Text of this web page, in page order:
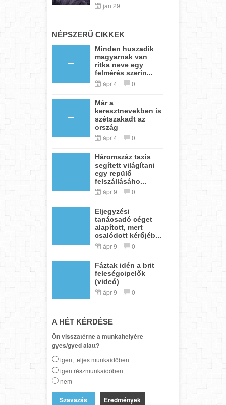
jan 29
NÉPSZERŰ CIKKEK
Minden huszadik
magyarnak van
ritka neve egy
felmérés szerin...
ápr 4 0
Már a
keresztnevekben is
szétszakadt az
ország
ápr 4 0
Háromszáz taxis
segített világítani
egy repülő
felszállásáho...
ápr 9 0
Eljegyzési
tanácsadó céget
alapított, mert
csalódott kérőjéb...
ápr 9 0
Fáztak idén a brit
feleségcipelők
(videó)
ápr 9 0
A HÉT KÉRDÉSE
Ön visszatérne a munkahelyére
gyes/gyed alatt?
igen, teljes munkaidőben
igen részmunkaidőben
nem
Eredmények